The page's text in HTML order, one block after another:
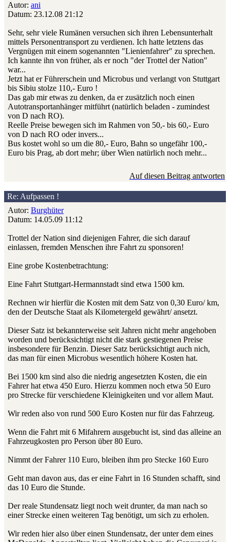
Autor: ani
Datum: 23.12.08 21:12
Sehr, sehr viele Rumänen versuchen sich ihren Lebensunterhalt
mittels Personentransport zu verdienen. Ich hatte letztens das
Vergnügen mit einem sogenannten "Lienienfahrer" zu sprechen.
Ich kannte ihn von früher, als er noch "der Trottel der Nation"
war...
Jetzt hat er Führerschein und Microbus und verlangt von Stuttgart
bis Sibiu stolze 110,- Euro !
Das gab mir etwas zu denken, da er zusätzlich noch einen
Autotransportanhänger mitführt (natürlich beladen - zumindest
von D nach RO).
Reelle Preise bewegen sich im Rahmen von 50,- bis 60,- Euro
von D nach RO oder invers...
Bus kostet wohl so um die 80,- Euro, Bahn so ungefähr 100,-
Euro bis Prag, ab dort mehr; über Wien natürlich noch mehr...
Auf diesen Beitrag antworten
Re: Aufpassen !
Autor: Burghüter
Datum: 14.05.09 11:12
Trottel der Nation sind diejenigen Fahrer, die sich darauf
einlassen, fremden Menschen ihre Fahrt zu sponsoren!
Eine grobe Kostenbetrachtung:
Eine Fahrt Stuttgart-Hermannstadt sind etwa 1500 km.
Rechnen wir hierfür die Kosten mit dem Satz von 0,30 Euro/ km,
den der Deutsche Staat als Kilometergeld gewährt/ ansetzt.
Dieser Satz ist bekannterweise seit Jahren nicht mehr angehoben
worden und berücksichtigt nicht die stark gestiegenen Preise
insbesondere für Benzin. Dieser Satz berücksichtigt auch nich,
das man für einen Microbus wesentlich höhere Kosten hat.
Bei 1500 km sind also die niedrig angesetzten Kosten, die ein
Fahrer hat etwa 450 Euro. Hierzu kommen noch etwa 50 Euro
pro Strecke für verschiedene Kleinigkeiten und vor allem Maut.
Wir reden also von rund 500 Euro Kosten nur für das Fahrzeug.
Wenn die Fahrt mit 6 Mifahrern ausgebucht ist, sind das alleine an
Fahrzeugkosten pro Person über 80 Euro.
Nimmt der Fahrer 110 Euro, bleiben ihm pro Stecke 160 Euro
Geht man davon aus, das er eine Fahrt in 16 Stunden schafft, sind
das 10 Euro die Stunde.
Der reale Stundensatz liegt noch weit drunter, da man nach so
einer Strecke einen weiteren Tag benötigt, um sich zu erholen.
Wir reden hier also über einen Stundensatz, der unter dem eines